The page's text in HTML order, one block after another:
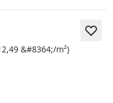
&#8364;/m²)